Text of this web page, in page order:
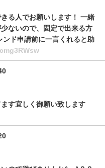
る人でお願いします！ 一緒
ないので、固定で出来る方
ンド申請前に一言くれると助
す宜しく御願い致します